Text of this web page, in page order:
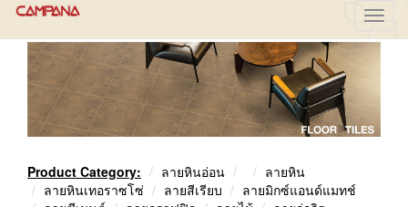
Product Category: ลายหินอ่อน
ลายหิน
ลายหินเทอราซโซ่
ลายสีเรียบ
ลายมิกซ์แอนด์แมทช์